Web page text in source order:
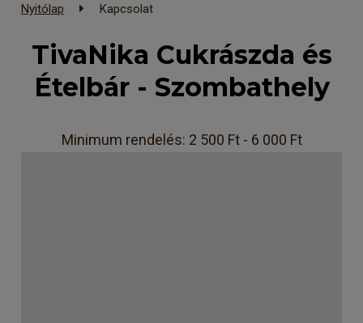
Nyitólap Kapcsolat
TivaNika Cukrászda és
Ételbár - Szombathely
Minimum rendelés: 2 500 Ft - 6 000 Ft